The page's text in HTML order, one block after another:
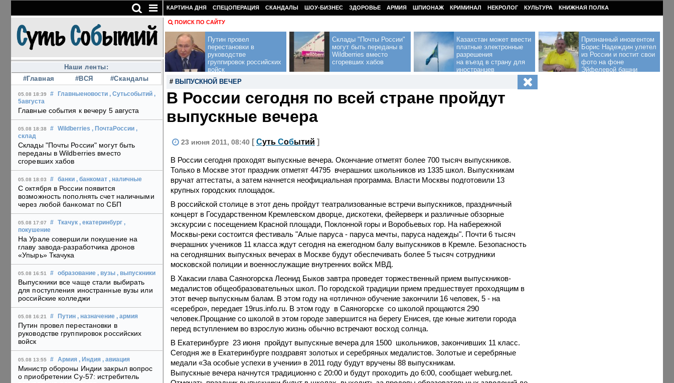
Наши ленты:
#Главная
#ВСЯ #Скандалы
05.08 18:39 # Главныеновости , Сутьсобытий ,
5августа
Главные события к вечеру 5 августа
05.08 18:38 # Wildberries , ПочтаРоссии ,
склад
Склады "Почты России" могут быть
переданы в Wildberries вместо
сгоревших хабов
05.08 18:03 # банки , банкомат , наличные
С октября в России появится
возможность пополнять счет наличными
через любой банкомат по СБП
05.08 17:07 # Ткачук , екатеринбург ,
покушение
На Урале совершили покушение на
главу завода-разработчика дронов
«Упырь» Ткачука
05.08 16:51 # образование , вузы , выпускники
Выпускники все чаще стали выбирать
для поступления иностранные вузы или
российские колледжи
05.08 16:21 # Путин , назначение , армия
Путин провел перестановки в
руководстве группировок российских
войск
05.08 13:55 # Армия , Индия , авиация
Министр обороны Индии закрыл вопрос
о приобретении Су-57: истребитель
КАРТИНА ДНЯ СПЕЦОПЕРАЦИЯ СКАНДАЛЫ ШОУ-БИЗНЕС ЗДОРОВЬЕ АРМИЯ ШПИОНАЖ КРИМИНАЛ НЕКРОЛОГ КУЛЬТУРА КНИЖНАЯ ПОЛКА
ПОИСК ПО САЙТУ
Путин провел
перестановки в
руководстве
группировок российских
войск
Склады "Почты России"
могут быть переданы в
Wildberries вместо
сгоревших хабов
Казахстан может ввести
платные электронные
разрешения
на въезд в страну для
иностранцев
Признанный иноагентом
Борис Надеждин улетел
из России и постит свои
фото на фоне
Эйфелевой башни
# ВЫПУСКНОЙ ВЕЧЕР
В России сегодня по всей стране пройдут
выпускные вечера
23 июня 2011, 08:40 [ Суть Событий ]
В России сегодня проходят выпускные вечера. Окончание отметят более 700 тысяч выпускников.
Только в Москве этот праздник отметят 44795 вчерашних школьников из 1335 школ. Выпускникам
вручат аттестаты, а затем начнется неофициальная программа. Власти Москвы подготовили 13
крупных городских площадок.
В российской столице в этот день пройдут театрализованные встречи выпускников, праздничный
концерт в Государственном Кремлевском дворце, дискотеки, фейерверк и различные обзорные
экскурсии с посещением Красной площади, Поклонной горы и Воробьевых гор. На набережной
Москвы-реки состоится фестиваль "Алые паруса - паруса мечты, паруса надежды". Почти 6 тысяч
вчерашних учеников 11 класса ждут сегодня на ежегодном балу выпускников в Кремле. Безопасность
на сегодняшних выпускных вечерах в Москве будут обеспечивать более 5 тысяч сотрудники
московской полиции и военнослужащие внутренних войск МВД.
В Хакасии глава Саяногорска Леонид Быков завтра проведет торжественный прием выпускников-
медалистов общеобразовательных школ. По городской традиции прием предшествует проходящим в
этот вечер выпускным балам. В этом году на «отлично» обучение закончили 16 человек, 5 - на
«серебро», передает 19rus.infо.ru. В этом году в Саяногорске со школой прощаются 290
человек.Прощание со школой в этом городе завершится на берегу Енисея, где юные жители города
перед вступлением во взрослую жизнь обычно встречают восход солнца.
В Екатеринбурге 23 июня пройдут выпускные вечера для 1500 школьников, закончивших 11 класс.
Сегодня же в Екатеринбурге поздравят золотых и серебряных медалистов. Золотые и серебряные
медали «За особые успехи в учении» в 2011 году будут вручены 88 выпускникам.
Выпускные вечера начнутся традиционно с 20:00 и будут проходить до 6:00, сообщает weburg.net.